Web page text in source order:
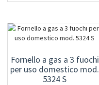
Fornello a gas a 3 fuochi
per uso domestico mod.
5324 S